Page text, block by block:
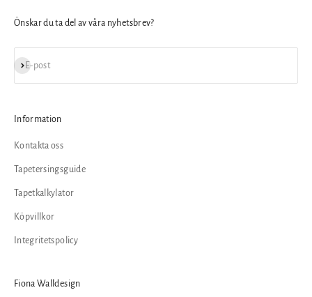
Önskar du ta del av våra nyhetsbrev?
E-post
Prenumerera
Information
Kontakta oss
Tapetersingsguide
Tapetkalkylator
Köpvillkor
Integritetspolicy
Fiona Walldesign